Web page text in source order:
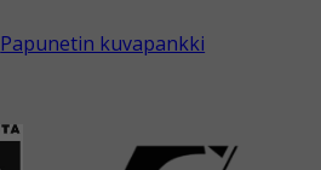
Papunetin kuvapankki